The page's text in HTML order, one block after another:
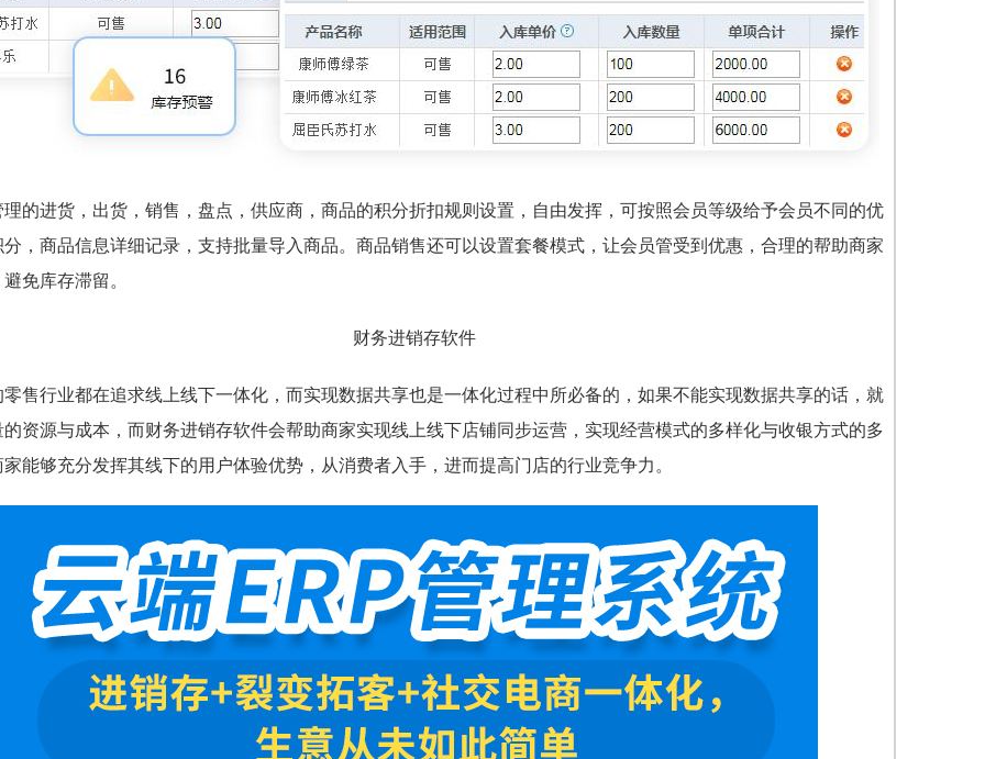
理的进货，出货，销售，盘点，供应商，商品的积分折扣规则设置，自由发挥，可按照会员等级给予会员不同的优
，商品信息详细记录，支持批量导入商品。商品销售还可以设置套餐模式，让会员管受到优惠，合理的帮助商家
免库存滞留。
零售行业都在追求线上线下一体化，而实现数据共享也是一体化过程中所必备的，如果不能实现数据共享的话，就
资源与成本，而财务进销存软件会帮助商家实现线上线下店铺同步运营，实现经营模式的多样化与收银方式的多
能够充分发挥其线下的用户体验优势，从消费者入手，进而提高门店的行业竞争力。